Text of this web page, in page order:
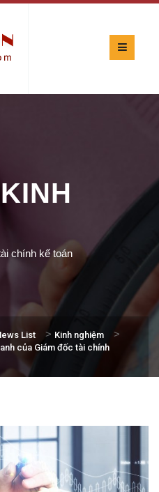
chính kế toán
List > Kinh nghiệm >
của Giám đốc tài chính